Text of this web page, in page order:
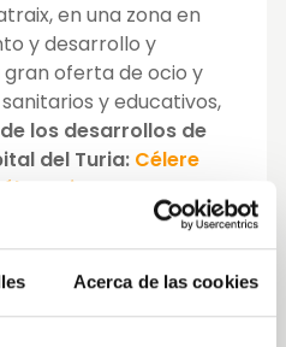
Acerca de las cookies
en una zona en
y desarrollo y
oferta de ocio y
y educativos,
los desarrollos de
del Turia: Célere
Célere Nicet
una zona moderna y
de todos los servicios